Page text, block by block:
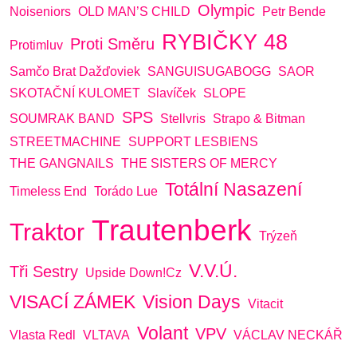
Noiseniors OLD MAN’S CHILD Olympic Petr Bende
Protimluv Proti Směru RYBIČKY 48
Samčo Brat Dažďoviek SANGUISUGABOGG SAOR
SKOTAČNÍ KULOMET Slavíček SLOPE
SOUMRAK BAND
SPS Stellvris Strapo & Bitman
STREETMACHINE
SUPPORT LESBIENS
THE GANGNAILS THE SISTERS OF MERCY
Timeless End Torádo Lue Totální Nasazení
Traktor Trautenberk Trýzeň
Tři Sestry Upside Down!cz V.V.Ú.
VISACÍ ZÁMEK Vision Days Vitacit
Vlasta Redl VLTAVA Volant VPV VÁCLAV NECKÁŘ